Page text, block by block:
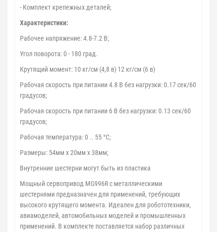
- Комплект крепежных деталей;
Характеристики:
Рабочее напряжение: 4.8-7.2 В;
Угол поворота: 0 - 180 град.
Крутящий момент: 10 кг/см (4,8 в) 12 кг/см (6 в)
Рабочая скорость при питании 4.8 В без нагрузки: 0.17 сек/60
градусов;
Рабочая скорость при питании 6 В без нагрузки: 0.13 сек/60
градусов;
Рабочая температура: 0 .. 55 °C;
Размеры: 54мм x 20мм x 38мм;
Внутренние шестерни могут быть из пластика
Мощный сервопривод MG996R с металлическими
шестернями предназначен для применений, требующих
высокого крутящего момента. Идеален для робототехники,
авиамоделей, автомобильных моделей и промышленных
применений. В комплекте поставляется набор различных